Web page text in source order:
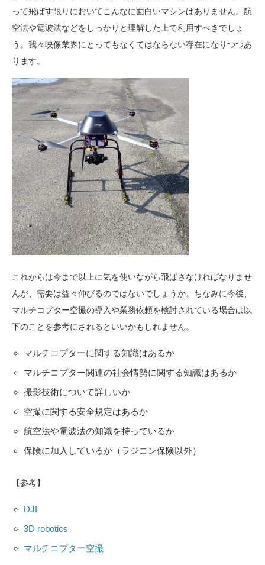
って飛ばす限りにおいてこんなに面白いマシンはありません。航
空法や電波法などをしっかりと理解した上で利用すべきでしょ
う。我々映像業界にとってもなくてはならない存在になりつつあ
ります。
これからは今まで以上に気を使いながら飛ばさなければなりませ
んが、需要は益々伸びるのではないでしょうか。ちなみに今後、
マルチコプター空撮の導入や業務依頼を検討されている場合は以
下のことを参考にされるといいかもしれません。
マルチコプターに関する知識はあるか
マルチコプター関連の社会情勢に関する知識はあるか
撮影技術について詳しいか
空撮に関する安全規定はあるか
航空法や電波法の知識を持っているか
保険に加入しているか（ラジコン保険以外）
【参考】
DJI
3D robotics
マルチコプター空撮